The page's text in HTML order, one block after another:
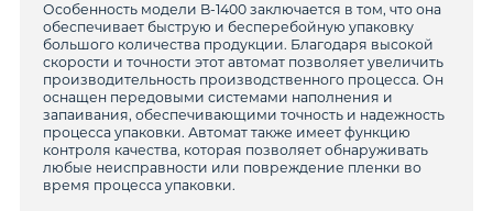
Особенность модели B-1400 заключается в том, что она
обеспечивает быструю и бесперебойную упаковку
большого количества продукции. Благодаря высокой
скорости и точности этот автомат позволяет увеличить
производительность производственного процесса. Он
оснащен передовыми системами наполнения и
запаивания, обеспечивающими точность и надежность
процесса упаковки. Автомат также имеет функцию
контроля качества, которая позволяет обнаруживать
любые неисправности или повреждение пленки во
время процесса упаковки.